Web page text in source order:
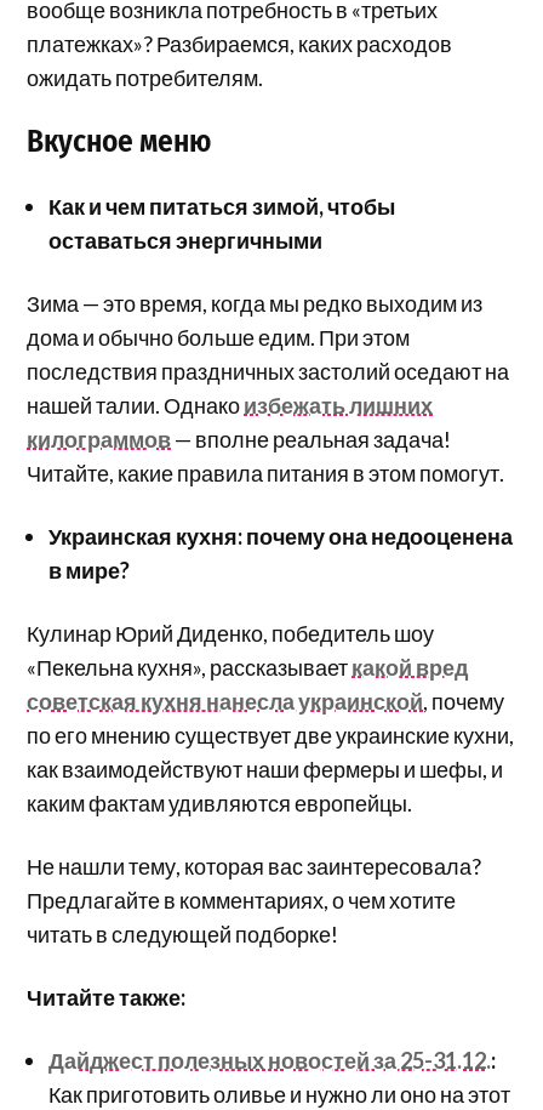
вообще возникла потребность в «третьих
платежках»? Разбираемся, каких расходов
ожидать потребителям.
Вкусное меню
Как и чем питаться зимой, чтобы
оставаться энергичными
Зима — это время, когда мы редко выходим из
дома и обычно больше едим. При этом
последствия праздничных застолий оседают на
нашей талии. Однакоизбежать лишних
килограммов— вполне реальная задача!
Читайте, какие правила питания в этом помогут.
Украинская кухня: почему она недооценена
в мире?
Кулинар Юрий Диденко, победитель шоу
«Пекельна кухня», рассказываеткакой вред
советская кухня нанесла украинской, почему
по его мнению существует две украинские кухни,
как взаимодействуют наши фермеры и шефы, и
каким фактам удивляются европейцы.
Не нашли тему, которая вас заинтересовала?
Предлагайте в комментариях, о чем хотите
читать в следующей подборке!
Читайте также:
Дайджест полезных новостей за 25-31.12.:
Как приготовить оливье и нужно ли оно на этот